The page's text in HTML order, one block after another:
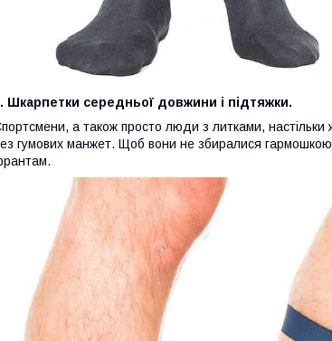
Шкарпетки середньої довжини і підтяжки.
а також просто люди з литками,
гумових манжет. Щоб вони не збиралися гармошкою,